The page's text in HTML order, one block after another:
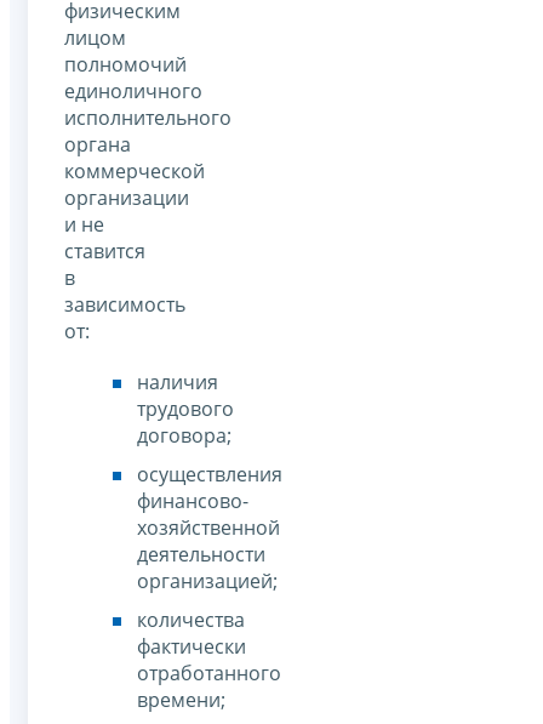
физическим
лицом
полномочий
единоличного
исполнительного
органа
коммерческой
организации
и не
ставится
в
зависимость
от:
наличия
трудового
договора;
осуществления
финансово-
хозяйственной
деятельности
организацией;
количества
фактически
отработанного
времени;